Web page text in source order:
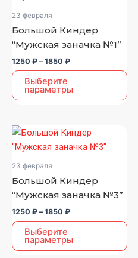
23 февраля
Большой Киндер
“Мужская заначка №1”
1250 ₽ – 1850 ₽
Выберите
параметры
несколько
вариаций.
Опции
можно
выбрать
23 февраля
Большой Киндер
“Мужская заначка №3”
1250 ₽ – 1850 ₽
Диапазон
цен:
1250 ₽
Выберите
параметры
Этот
товар
несколько
вариаций.
Опции
можно
выбрать